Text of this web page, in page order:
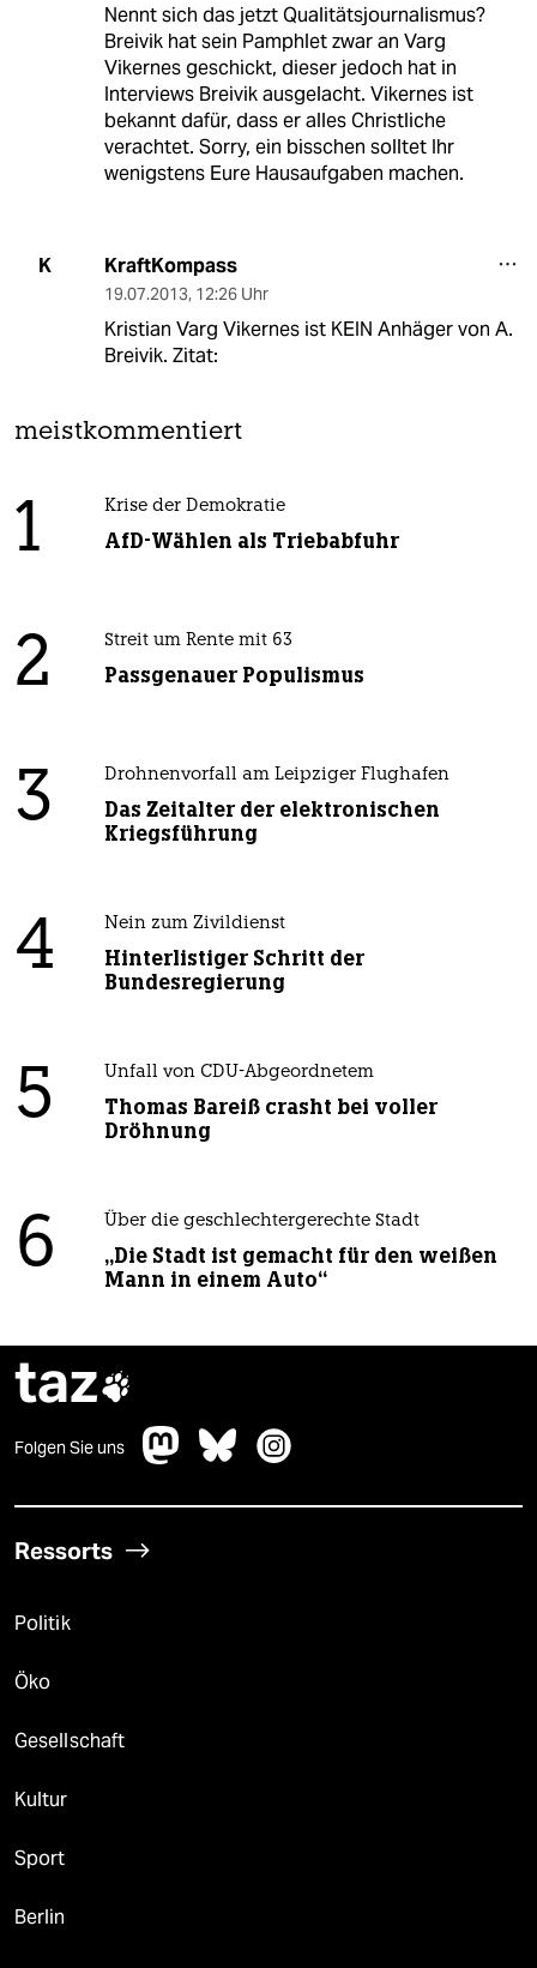
Nennt sich das jetzt Qualitätsjournalismus?
Breivik hat sein Pamphlet zwar an Varg
Vikernes geschickt, dieser jedoch hat in
Interviews Breivik ausgelacht. Vikernes ist
bekannt dafür, dass er alles Christliche
verachtet. Sorry, ein bisschen solltet Ihr
wenigstens Eure Hausaufgaben machen.
K KraftKompass
19.07.2013, 12:26 Uhr
Kristian Varg Vikernes ist KEIN Anhäger von A.
Breivik. Zitat:
meistkommentiert
1 Krise der Demokratie
AfD-Wählen als Triebabfuhr
2 Streit um Rente mit 63
Passgenauer Populismus
3 Drohnenvorfall am Leipziger Flughafen
Das Zeitalter der elektronischen
Kriegsführung
4 Nein zum Zivildienst
Hinterlistiger Schritt der
Bundesregierung
5 Unfall von CDU-Abgeordnetem
Thomas Bareiß crasht bei voller
Dröhnung
6 Über die geschlechtergerechte Stadt
„Die Stadt ist gemacht für den weißen
Mann in einem Auto“
taz
Folgen Sie uns
Ressorts
Politik
Öko
Gesellschaft
Kultur
Sport
Berlin